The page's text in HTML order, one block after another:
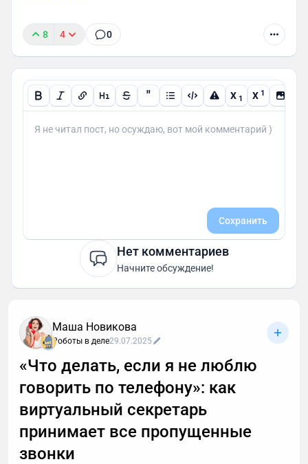
8 4 0
" X 1 X 1
Сохранить
Нет комментариев
Начните обсуждение!
Маша Новикова
Роботы в деле29.07.2025
«Что делать, если я не люблю
говорить по телефону»: как
виртуальный секретарь
принимает все пропущенные
звонки